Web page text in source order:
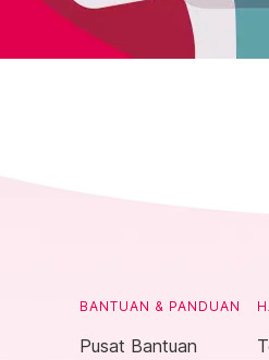
BANTUAN & PANDUAN
Pusat Bantuan